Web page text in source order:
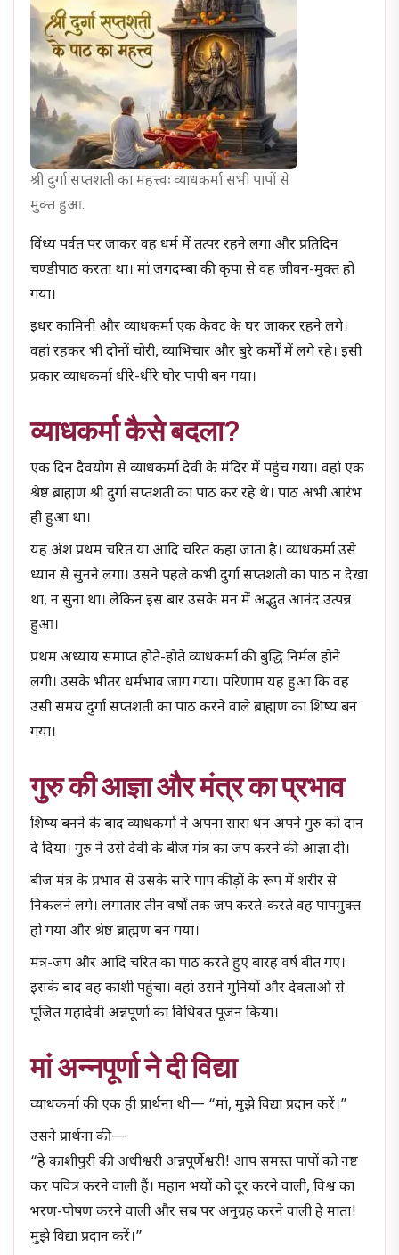
श्री दुर्गा सप्तशती का महत्त्वः व्याधकर्मा सभी पापों से
मुक्त हुआ.
विंध्य पर्वत पर जाकर वह धर्म में तत्पर रहने लगा और प्रतिदिन
चण्डीपाठ करता था। मां जगदम्बा की कृपा से वह जीवन-मुक्त हो
गया।
इधर कामिनी और व्याधकर्मा एक केवट के घर जाकर रहने लगे।
वहां रहकर भी दोनों चोरी, व्याभिचार और बुरे कर्मों में लगे रहे। इसी
प्रकार व्याधकर्मा धीरे-धीरे घोर पापी बन गया।
व्याधकर्मा कैसे बदला?
एक दिन दैवयोग से व्याधकर्मा देवी के मंदिर में पहुंच गया। वहां एक
श्रेष्ठ ब्राह्मण श्री दुर्गा सप्तशती का पाठ कर रहे थे। पाठ अभी आरंभ
ही हुआ था।
यह अंश प्रथम चरित या आदि चरित कहा जाता है। व्याधकर्मा उसे
ध्यान से सुनने लगा। उसने पहले कभी दुर्गा सप्तशती का पाठ न देखा
था, न सुना था। लेकिन इस बार उसके मन में अद्भुत आनंद उत्पन्न
हुआ।
प्रथम अध्याय समाप्त होते-होते व्याधकर्मा की बुद्धि निर्मल होने
लगी। उसके भीतर धर्मभाव जाग गया। परिणाम यह हुआ कि वह
उसी समय दुर्गा सप्तशती का पाठ करने वाले ब्राह्मण का शिष्य बन
गया।
गुरु की आज्ञा और मंत्र का प्रभाव
शिष्य बनने के बाद व्याधकर्मा ने अपना सारा धन अपने गुरु को दान
दे दिया। गुरु ने उसे देवी के बीज मंत्र का जप करने की आज्ञा दी।
बीज मंत्र के प्रभाव से उसके सारे पाप कीड़ों के रूप में शरीर से
निकलने लगे। लगातार तीन वर्षों तक जप करते-करते वह पापमुक्त
हो गया और श्रेष्ठ ब्राह्मण बन गया।
मंत्र-जप और आदि चरित का पाठ करते हुए बारह वर्ष बीत गए।
इसके बाद वह काशी पहुंचा। वहां उसने मुनियों और देवताओं से
पूजित महादेवी अन्नपूर्णा का विधिवत पूजन किया।
मां अन्नपूर्णा ने दी विद्या
व्याधकर्मा की एक ही प्रार्थना थी— “मां, मुझे विद्या प्रदान करें।”
उसने प्रार्थना की—
“हे काशीपुरी की अधीश्वरी अन्नपूर्णेश्वरी! आप समस्त पापों को नष्ट
कर पवित्र करने वाली हैं। महान भयों को दूर करने वाली, विश्व का
भरण-पोषण करने वाली और सब पर अनुग्रह करने वाली हे माता!
मुझे विद्या प्रदान करें।”